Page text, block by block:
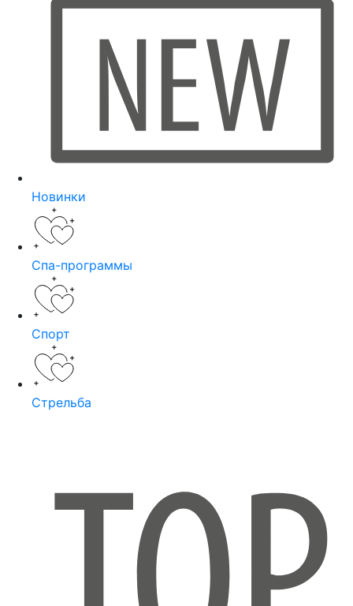
Новинки
Спа-программы
Спорт
Стрельба